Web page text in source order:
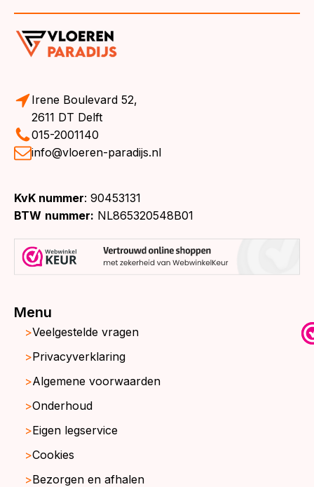
Irene Boulevard 52,
2611 DT Delft
015-2001140
info@vloeren-paradijs.nl
KvK nummer: 90453131
BTW nummer: NL865320548B01
Menu
Veelgestelde vragen
Privacyverklaring
Algemene voorwaarden
Onderhoud
Eigen legservice
Cookies
Bezorgen en afhalen